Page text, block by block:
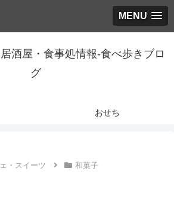
MENU
酒屋・食事処情報-食べ歩きブロ
グ
おせち
・スイーツ 和菓子